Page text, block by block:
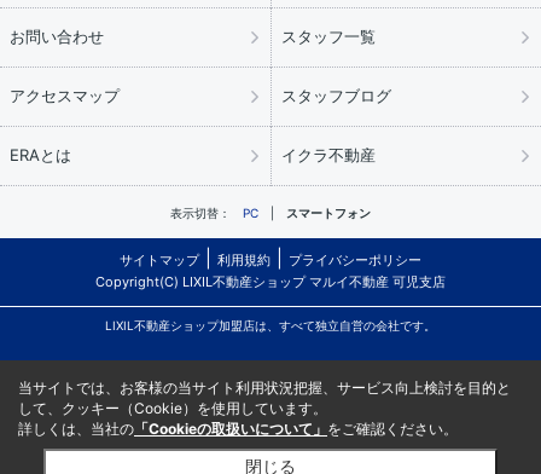
お問い合わせ スタッフ一覧
アクセスマップ スタッフブログ
ERAとは イクラ不動産
表示切替： PC スマートフォン
サイトマップ 利用規約
プライバシーポリシー
Copyright(C) LIXIL不動産ショップ マルイ不動産 可児支店
LIXIL不動産ショップ加盟店は、すべて独立自営の会社です。
当サイトでは、お客様の当サイト利用状況把握、サービス向上検討を目的と
して、クッキー（Cookie）を使用しています。
詳しくは、当社の 「Cookieの取扱いについて」 をご確認ください。
閉じる